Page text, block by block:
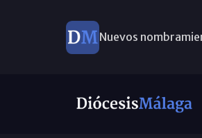
Nuevos